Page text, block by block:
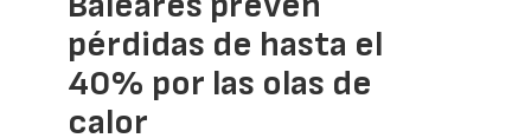
pérdidas de hasta el
40% por las olas de
calor